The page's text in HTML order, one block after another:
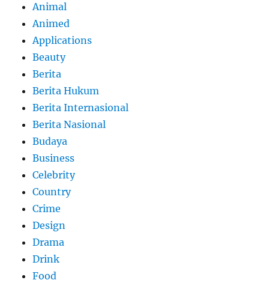
Animal
Animed
Applications
Beauty
Berita
Berita Hukum
Berita Internasional
Berita Nasional
Budaya
Business
Celebrity
Country
Crime
Design
Drama
Drink
Food